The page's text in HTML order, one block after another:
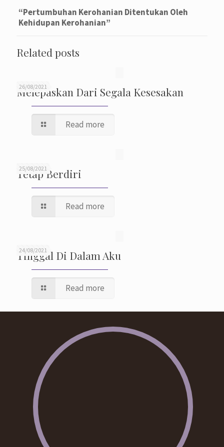
“Pertumbuhan Kerohanian Ditentukan Oleh
Kehidupan Kerohanian”
Related posts
26/08/2021
Melepaskan Dari Segala Kesesakan
Read more
25/08/2021
Tetap Berdiri
Read more
24/08/2021
Tinggal Di Dalam Aku
Read more